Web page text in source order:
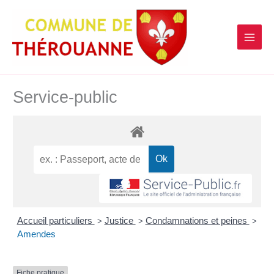
contenu
Service-public
Accueil particuliers > Justice > Condamnations et peines >
Amendes